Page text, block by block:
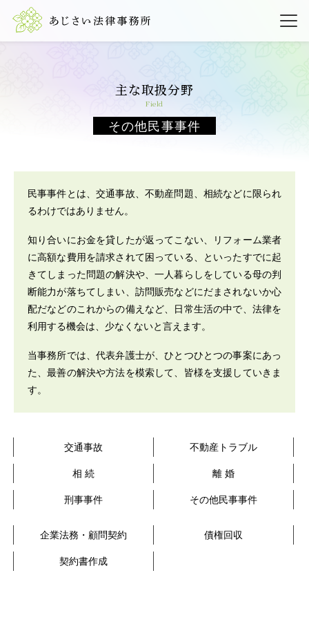
その他民事事件
主な取扱分野
field
民事事件とは、交通事故、不動産問題、相続などに限られ
るわけではありません。
知り合いにお金を貸したが返ってこない、リフォーム業者
に高額な費用を請求されて困っている、といったすでに起
きてしまった問題の解決や、一人暮らしをしている母の判
断能力が落ちてしまい、訪問販売などにだまされないか心
配だなどのこれからの備えなど、日常生活の中で、法律を
利用する機会は、少なくないと言えます。
当事務所では、代表弁護士が、ひとつひとつの事案にあっ
た、最善の解決や方法を模索して、皆様を支援していきま
す。
交通事故 不動産トラブル
相 続 離 婚
刑事事件 その他民事事件
企業法務・顧問契約 債権回収
契約書作成